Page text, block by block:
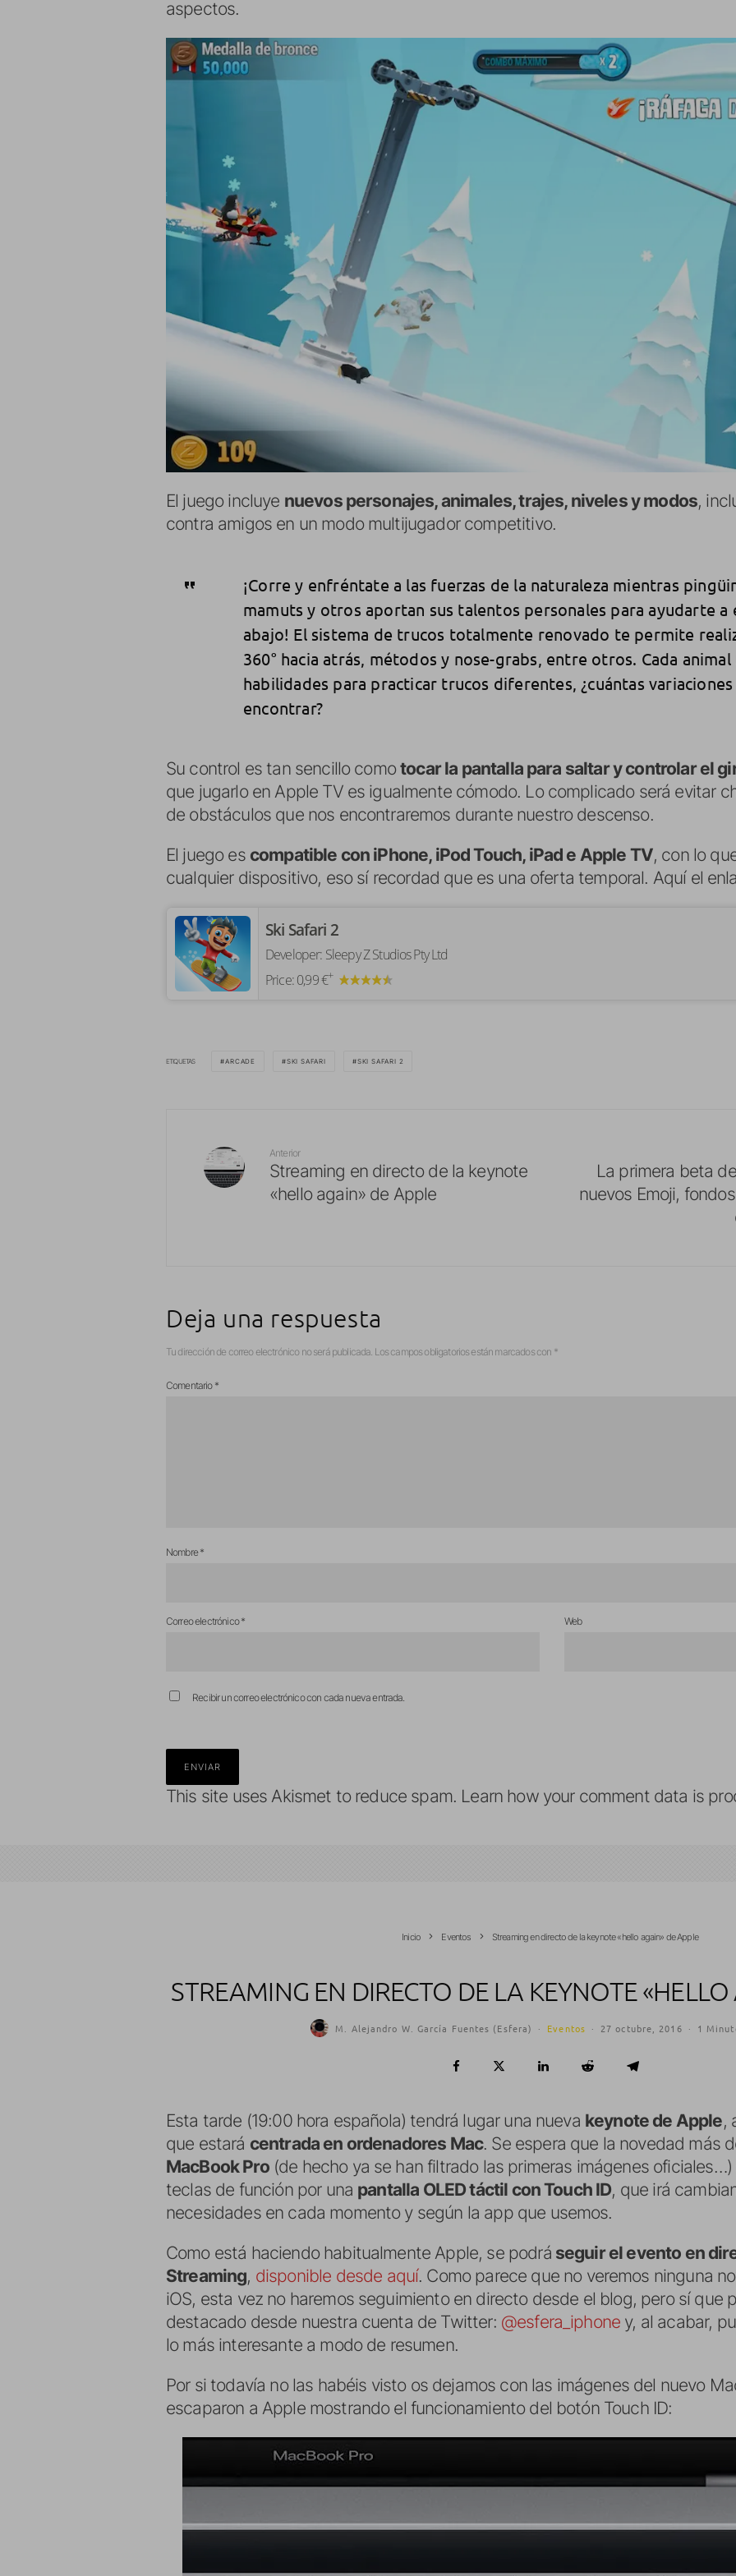
aspectos.
El juego incluye nuevos personajes, animales, trajes, niveles y modos,
contra amigos en un modo multijugador competitivo.
¡Corre y enfréntate a las fuerzas de la naturaleza mientras
mamuts y otros aportan sus talentos personales para ayudarte a
abajo! El sistema de trucos totalmente renovado te permite
360° hacia atrás, métodos y nose-grabs, entre otros. Cada
habilidades para practicar trucos diferentes, ¿cuántas
encontrar?
Su control es tan sencillo comotocar la pantalla para saltar y controlar el
que jugarlo en Apple TV es igualmente cómodo. Lo complicado será evitar
de obstáculos que nos encontraremos durante nuestro descenso.
El juego es compatible con iPhone, iPod Touch, iPad e Apple TV, con lo
cualquier dispositivo, eso sí recordad que es una oferta temporal. Aquí el
‎Ski Safari 2
Developer: Sleepy Z Studios Pty Ltd
Price:0,99 €+
ETIQUETAS ARCADE SKI SAFARI SKI SAFARI 2
Anterior
Streaming en directo de la keynote
«hello again» de Apple
La primera beta
nuevos Emoji,
Deja una respuesta
Tu dirección de correo electrónico no será publicada. Los campos obligatorios están marcados con *
Comentario *
Nombre*
Correo electrónico* Web
Recibir un correo electrónico con cada nueva entrada.
This site uses Akismet to reduce spam. Learn how your comment data is
Inicio Eventos Streaming en directo de la keynote «hello again» de Apple
STREAMING EN DIRECTO DE LA KEYNOTE
M. Alejandro W. García Fuentes (Esfera) · Eventos · 27 octubre, 2016 · 1
Esta tarde (19:00 hora española) tendrá lugar una nueva keynote de Apple,
que estará centrada en ordenadores Mac. Se espera que la novedad más
MacBook Pro(de hecho ya se han filtrado las primeras imágenes
teclas de función por una pantalla OLED táctil con Touch ID, que irá
necesidades en cada momento y según la app que usemos.
Como está haciendo habitualmente Apple, se podrá seguir el evento en
Streaming, disponible desde aquí. Como parece que no veremos ninguna
iOS, esta vez no haremos seguimiento en directo desde el blog, pero sí que
destacado desde nuestra cuenta de Twitter: @esfera_iphone y, al acabar,
lo más interesante a modo de resumen.
Por si todavía no las habéis visto os dejamos con las imágenes del nuevo
escaparon a Apple mostrando el funcionamiento del botón Touch ID: